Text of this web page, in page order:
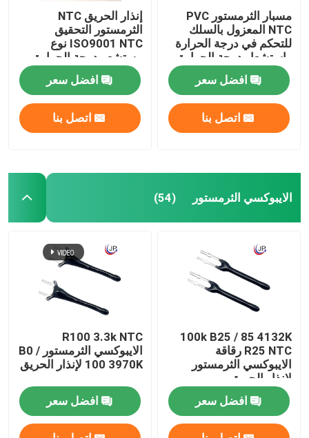
مسبار الثرمستور PVC
NTC المعزول بالسلك
للتحكم في درجة الحرارة
واستشعار درجة الحرارة
وتعويض درجة الحرارة
افضل سعر
اتصل بنا
إنذار الحريق NTC
الثرمستور التحقيق
ISO9001 NTC نوع
مستشعر درجة الحرارة
افضل سعر
اتصل بنا
الايبوكسي الثرمستور (54)
100k B25 / 85 4132K
R25 NTC رقاقة
الايبوكسي الثرمستور
لإنذار الحريق
افضل سعر
R100 3.3k NTC
الايبوكسي الثرمستور B0 /
100 3970K لإنذار الحريق
افضل سعر